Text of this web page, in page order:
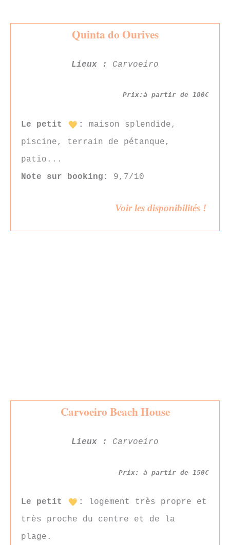
Quinta do Ourives
Lieux : Carvoeiro
Prix:à partir de 180€
Le petit :
maison splendide,
piscine, terrain de pétanque,
patio...
Note sur booking:
9,7/10
Voir les disponibilités !
Carvoeiro Beach House
Lieux : Carvoeiro
Prix: à partir de 150€
Le petit :
logement très propre et
très proche du centre et de la
plage.